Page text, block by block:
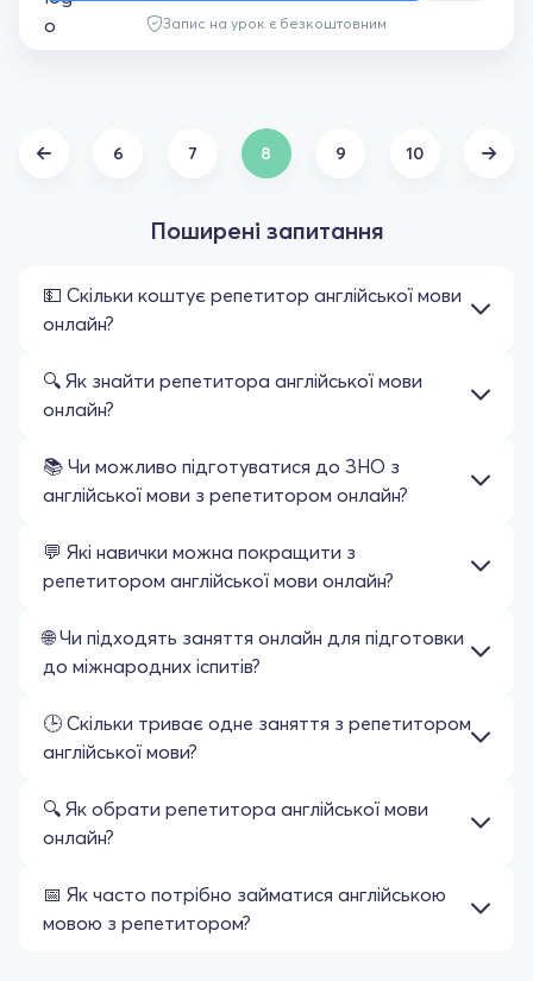
Запис на урок є безкоштовним
6 7 8 9 10
Поширені запитання
💵 Скільки коштує репетитор англійської мови
онлайн?
🔍 Як знайти репетитора англійської мови
онлайн?
📚 Чи можливо підготуватися до ЗНО з
англійської мови з репетитором онлайн?
💬 Які навички можна покращити з
репетитором англійської мови онлайн?
🌐 Чи підходять заняття онлайн для підготовки
до міжнародних іспитів?
🕒 Скільки триває одне заняття з репетитором
англійської мови?
🔍 Як обрати репетитора англійської мови
онлайн?
📅 Як часто потрібно займатися англійською
мовою з репетитором?